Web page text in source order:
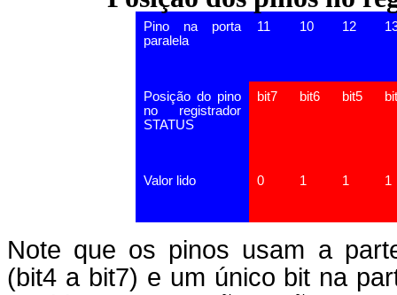
Pino na porta
paralela
11 10 12
Posição do pino
no registrador
STATUS
bit7 bit6 bit5
Valor lido 0 1 1 1
Note que os pinos usam a
(bit4 a bit7) e um único bit na